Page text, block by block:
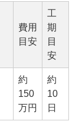
費用
目安
工
期
目
安
約
150
万円
約
10
日